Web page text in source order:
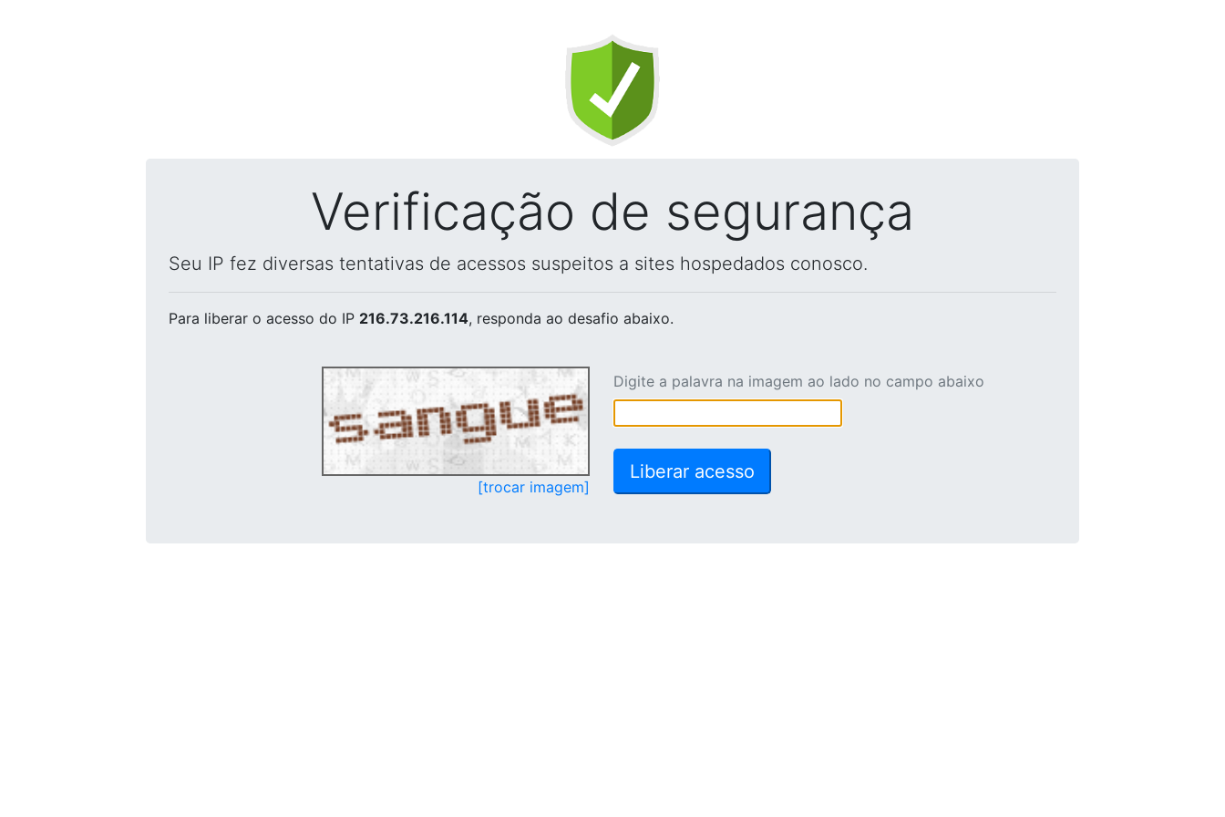
Verificação de segurança
Seu IP fez diversas tentativas de acessos suspeitos a sites hospedados conosco.
Para liberar o acesso do IP 216.73.216.114, responda ao desafio abaixo.
[trocar imagem]
Digite a palavra na imagem ao lado no campo abaixo